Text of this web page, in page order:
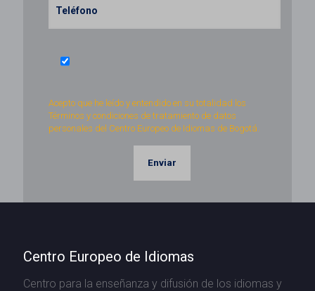
Acepto que he leído y entendido en su totalidad los
Términos y condiciones de tratamiento de datos
personales del Centro Europeo de Idiomas de Bogotá.
Centro Europeo de Idiomas
Centro para la enseñanza y difusión de los idiomas y